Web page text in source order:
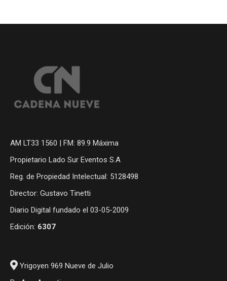
AM LT33 1560 | FM: 89.9 Máxima
Propietario Lado Sur Eventos S.A
Reg. de Propiedad Intelectual: 5128498
Director: Gustavo Tinetti
Diario Digital fundado el 03-05-2009
Edición: 6307
Yrigoyen 969 Nueve de Julio